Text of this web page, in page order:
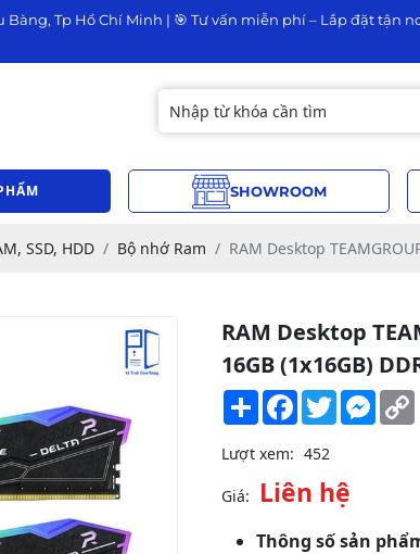
Bàng, Tp Hồ Chí Minh | 🎯 Tư vấn miễn phí – Lắp đặt tận
SHOWROOM
SSD, HDD Bộ nhớ Ram RAM Desktop
RAM Desktop
16GB (1x16GB)
Share Facebook
Twitter
Lượt xem: 452
Giá: Liên hệ
Thông số sản